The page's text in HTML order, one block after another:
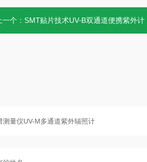
一个： SMT贴片技术UV-B双通道便携紫外计